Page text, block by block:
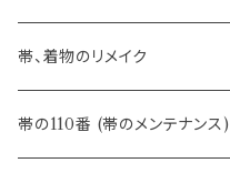
- 夏帯
- 半幅帯
-おびやオリジナル
-フィカレ
帯、着物のリメイク
帯の110番 (帯のメンテナンス)